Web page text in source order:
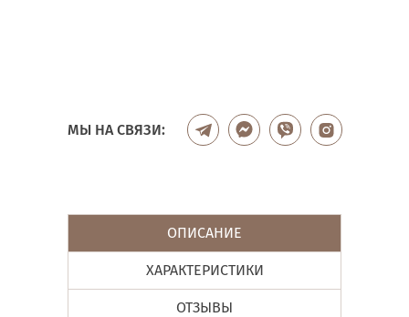
МЫ НА СВЯЗИ:
ОПИСАНИЕ
ХАРАКТЕРИСТИКИ
ОТЗЫВЫ